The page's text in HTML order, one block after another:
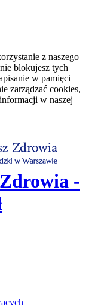
z naszego
blokujesz tych
w pamięci
zarządzać cookies,
w naszej
-